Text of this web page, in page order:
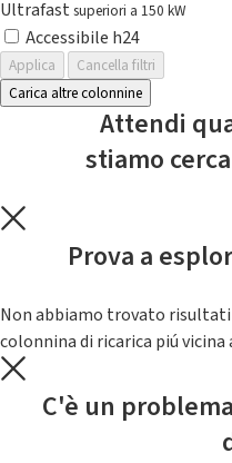
Ultrafast superiori a 150 kW
Accessibile h24
Applica
Cancella filtri
Carica altre colonnine
Attendi
stiamo
Prova a
Non abbiamo trovato risultati
colonnina di ricarica piú
C'è un